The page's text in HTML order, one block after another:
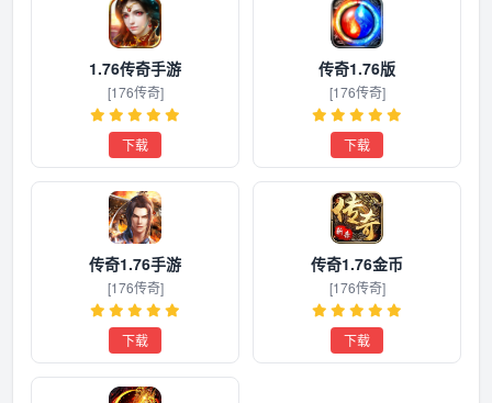
1.76传奇手游
[176传奇]
下载
传奇1.76版
[176传奇]
下载
传奇1.76手游
[176传奇]
下载
传奇1.76金币
[176传奇]
下载